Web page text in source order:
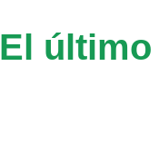
El